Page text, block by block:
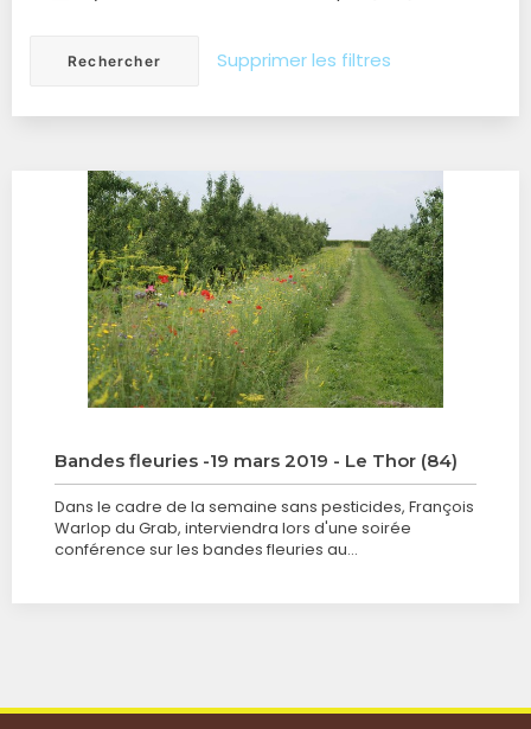
Supprimer les filtres
Bandes fleuries -19 mars 2019 - Le Thor (84)
Dans le cadre de la semaine sans pesticides, François
Warlop du Grab, interviendra lors d'une soirée
conférence sur les bandes fleuries au…